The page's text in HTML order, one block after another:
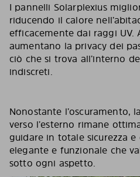
I pannelli Solarplexius
riducendo il calore
efficacemente dai raggi UV.
aumentano la privacy dei
ciò che si trova all’interno
indiscreti.
Nonostante l’oscuramento,
verso l’esterno rimane
guidare in totale sicurezza
elegante e funzionale che
sotto ogni aspetto.